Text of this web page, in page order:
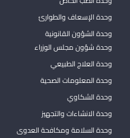
وحدة الإسعاف والطوارئ
وحدة الشؤون القانونية
وحدة شؤون مجلس الوزراء
وحدة العلاج الطبيعي
وحدة المعلومات الصحية
وحدة الشكاوي
وحدة الانشاءات والتجهيز
وحدة السلامة ومكافحة العدوى